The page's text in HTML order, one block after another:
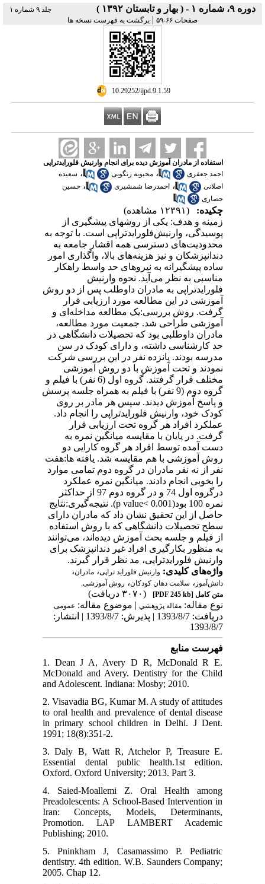
دوره ۹، شماره ۱ - ( بهار و تابستان ۱۳۹۲ )
جلد ۹ شماره ۱
صفحات ۶۶-۵۹
| برگشت به فهرست نسخه ها
‎ 10.29252/ijpd.9.1.59
استفاده از مادران آموزش دیده برای انجام وارنیش فلورایدتراپی
احمد جعفری
، محبوبه زنگویی ، سعیده
اصلانی
، احمدرضا شمشیری ، حسین
حصاری
چکیده:
(۱۲۳۹۱ مشاهده)
زمینه و هدف: یکی از روشهای پیشگیری از
پوسیدگی، وارنیش‌فلورایدتراپی است. با توجه به
محدودیت‌های دسترسی همه اقشار جامعه به
دندانپزشکان و نیز هزینه‌های بالا، واگذاری امور
ساده پیشگیرانه به نیروهای حد واسط راهکار
مناسبی به نظر می‌آید. نحوه وارنیش
فلورایدتراپی به مادران داوطلب پس از دو روش
آموزشی در این مطالعه مورد ارزیابی قرار
گرفت. روش بررسی:یک مطالعه مداخله‌ای و
آموزشی طراحی شد. جمعیت مورد مطالعه،
مادران داوطلبی بود که تحصیلات دانشگاهی در
حد کارشناسی داشته، و دارای کودک در سن
مدرسه بودند. پانزده نفر در این بررسی شرکت
نمودند و تحت آموزش با دو روش آموزشی
مختلف قرار گرفتند. گروه اول (6 نفر) با فیلم و
گروه دوم (9 نفر) با فیلم به همراه جلسه پرسش
و پاسخ آموزش دیدند. سپس هر مادر بر روی
کودک خود، وارنیش فلورایدتراپی را انجام داد.
عملکرد افراد هر گروه تحت ارزیابی قرار
گرفت. در پایان با مقایسه میانگین نمره به
دست آمده توسط افراد هر گروه کارایی دو
روش آموزشی با هم مقایسه شد. یافته ها:هفت
نفر از نه نفر مادران در گروه دوم تمامی موارد
را بخوبی انجام دادند. میانگین نمره عملکرد
درگروه اول 74 و در گروه دوم 97 از حداکثر
نمره 100 بود(p value< 0.001). نتیجه‌گیری:نتایج
حاصل از این تحقیق نشان داد که مادران دارای
سطح تحصیلات دانشگاهی که با روش استفاده
از فیلم و جلسه بحث آموزش دیده‌اند، می‌توانند
به منظور بکارگیری افراد غیر دندانپزشک برای
وارنیش فلورایدتراپی، مد نظر قرار گیرند.
واژه‌های کلیدی: وارنیش فلوراید تراپی، مادران،
دانش‌آموز ، سلامت دهان کودکان، روش آموزشی.
متن کامل[PDF 245 kb]
(۳۰۷۰ دریافت)
نوع مقاله: مقاله پژوهشي| موضوع مقاله: عمومى
دریافت: 1393/8/7 | پذیرش: 1393/8/7 | انتشار:
1393/8/7
فهرست منابع
1. Dean J A, Avery D R, McDonald R E.
McDonald and Avery. Dentistry for the Child
and Adolescent. Indiana: Mosby; 2010.
2. Visavadia BG, Kumar M. A study of attitudes
to oral health and prevalence of dental disease
in primary school children in Delhi. J Dent.
1991; 18(8):351-2.
3. Daly B, Watt R, Atchelor P, Treasure E.
Essential dental public health.1st edition.
Oxford. Oxford University; 2013. Part 3.
4. Saied-Moallemi Z. Oral Health among
Preadolescents: A School-Based Intervention in
Iran: Concepts, Models, Determinants,
Promotion. LAP LAMBERT Academic
Publishing; 2010.
5. Pninkham J, Casamassimo P. Pediatric
dentistry. 4th edition. W.B. Saunders Company;
2005. Chap 12.